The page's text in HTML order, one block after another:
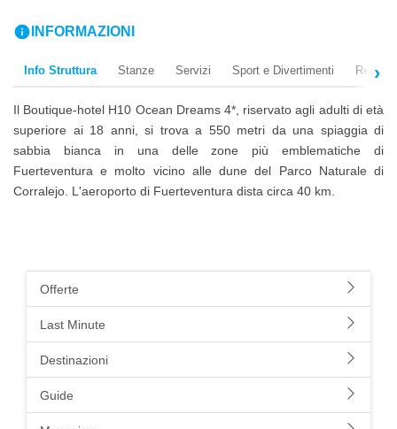
info INFORMAZIONI
Info Struttura Stanze Servizi Sport e Divertimenti
Il Boutique-hotel H10 Ocean Dreams 4*, riservato agli adulti di età
superiore ai 18 anni, si trova a 550 metri da una spiaggia di
sabbia bianca in una delle zone più emblematiche di
Fuerteventura e molto vicino alle dune del Parco Naturale di
Corralejo. L'aeroporto di Fuerteventura dista circa 40 km.
Offerte
Last Minute
Destinazioni
Guide